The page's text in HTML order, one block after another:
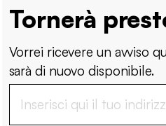
Tornerà
Vorrei ricevere un avviso
sarà di nuovo disponibile.